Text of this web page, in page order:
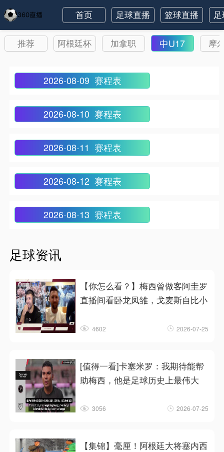
首页 足球直播 篮球直播
推荐 阿根廷杯 加拿职 中U17 摩
2026-08-09 赛程表
2026-08-10 赛程表
2026-08-11 赛程表
2026-08-12 赛程表
2026-08-13 赛程表
足球资讯
【你怎么看？】梅西曾做客阿圭罗
直播间看卧龙凤雏，戈麦斯自比小
4602 2026-07-25
[值得一看]卡塞米罗：我期待能帮
助梅西，他是足球历史上最伟大
3056 2026-07-25
【集锦】毫厘！阿根廷大将塞内西